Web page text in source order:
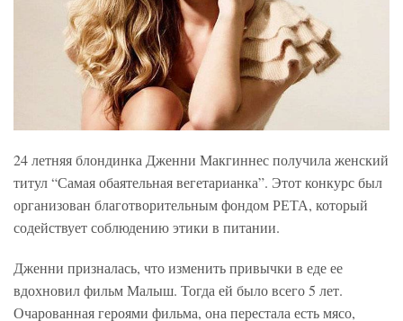
24 летняя блондинка Дженни Макгиннес получила женский
титул “Самая обаятельная вегетарианка”. Этот конкурс был
организован благотворительным фондом РЕТА, который
содействует соблюдению этики в питании.
Дженни призналась, что изменить привычки в еде ее
вдохновил фильм Малыш. Тогда ей было всего 5 лет.
Очарованная героями фильма, она перестала есть мясо,